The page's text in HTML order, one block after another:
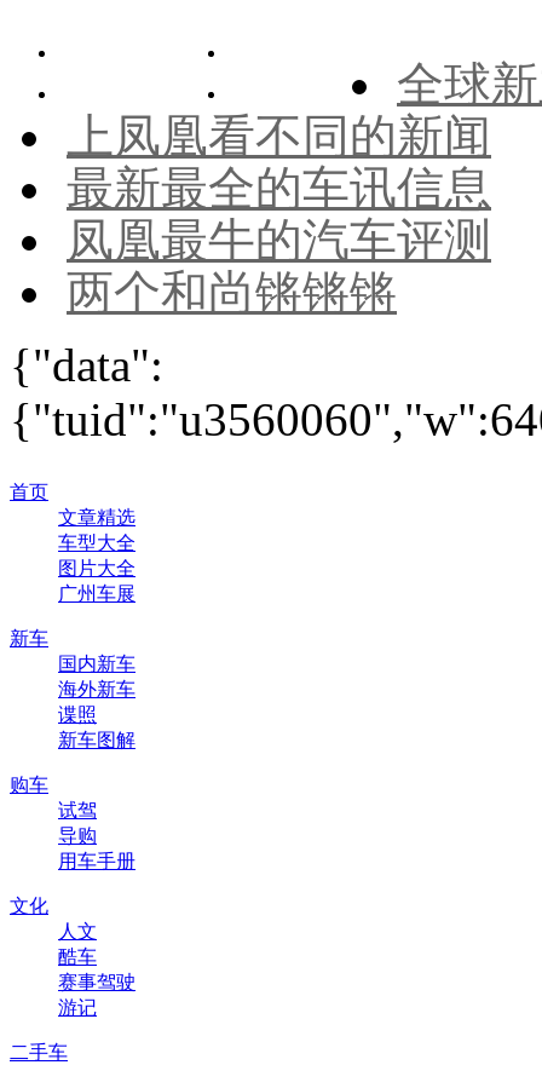
全球
上凤凰看不同的新闻
最新最全的车讯信息
凤凰最牛的汽车评测
两个和尚锵锵锵
{"data":
首页
文章精选
车型大全
图片大全
广州车展
新车
国内新车
海外新车
谍照
新车图解
购车
试驾
导购
用车手册
文化
人文
酷车
赛事驾驶
游记
二手车